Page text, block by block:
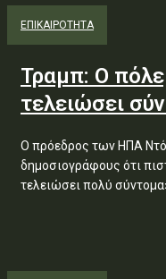
ΕΠΙΚΑΙΡΟΤΗΤΑ
Τραμπ: Ο
τελειώσει
Ο πρόεδρος των ΗΠΑ
δημοσιογράφους ότι